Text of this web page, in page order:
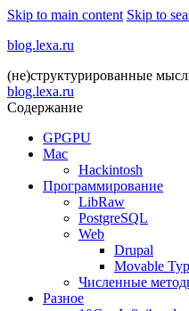
Skip to main content Skip to
blog.lexa.ru
(не)структурированные
blog.lexa.ru
Содержание
GPGPU
Mac
Hackintosh
Программирование
LibRaw
PostgreSQL
Web
Drupal
Movable
Численные
Разное